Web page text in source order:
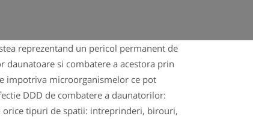
reprezentand un pericol permanent de
si combatere a acestora prin
impotriva microorganismelor ce pot
DDD de combatere a daunatorilor:
orice tipuri de spatii: intreprinderi, birouri,